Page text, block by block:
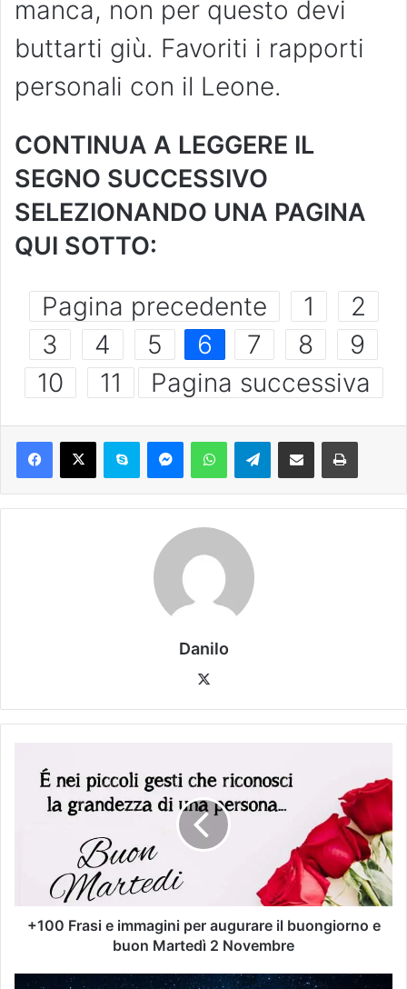
manca, non per questo devi
buttarti giù. Favoriti i rapporti
personali con il Leone.
CONTINUA A LEGGERE IL
SEGNO SUCCESSIVO
SELEZIONANDO UNA PAGINA
QUI SOTTO:
Pagina precedente 1
2
3
4 5 6 7 8
9
10
11 Pagina successiva
Danilo
+100 Frasi e immagini per augurare il buongiorno e
buon Martedì 2 Novembre